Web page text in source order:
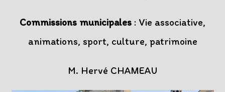
Commissions municipales : Vie associative,
animations, sport, culture, patrimoine
M. Hervé CHAMEAU